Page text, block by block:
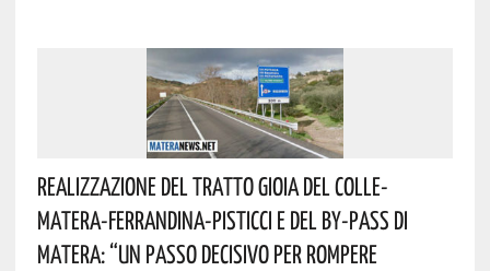
Realizzazione Del Tratto Gioia Del Colle-
Matera-Ferrandina-Pisticci E Del By-Pass Di
Matera: “Un Passo Decisivo Per Rompere